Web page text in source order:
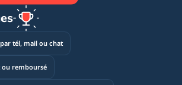
tél, mail ou chat
ou remboursé